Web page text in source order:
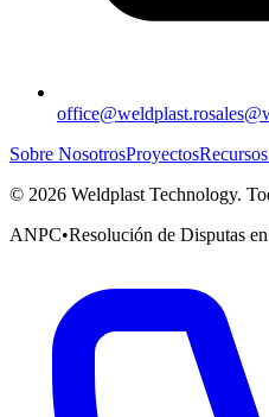
office@weldplast.ro
Sobre NosotrosProyectos
© 2026 Weldplast Technology.
ANPC•Resolución de Disputas